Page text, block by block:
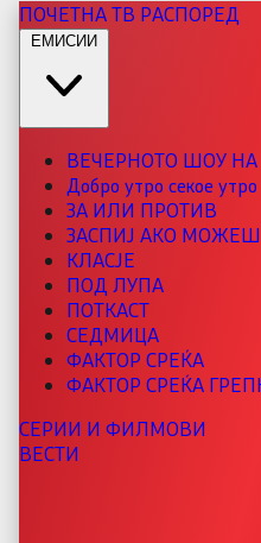
ПОЧЕТНАТВ РАСПОРЕД
ЕМИСИИ
ВЕЧЕРНОТО ШОУ НА
Добро утро секое утро
ЗА ИЛИ ПРОТИВ
ЗАСПИЈ АКО МОЖЕШ
КЛАСЈЕ
ПОД ЛУПА
ПОТКАСТ
СЕДМИЦА
ФАКТОР СРЕЌА
ФАКТОР СРЕЌА
СЕРИИ И ФИЛМОВИ
ВЕСТИ